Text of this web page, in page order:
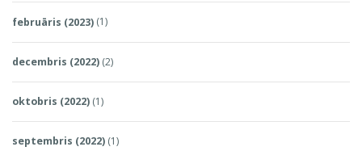
februāris (2023) (1)
decembris (2022) (2)
oktobris (2022) (1)
septembris (2022) (1)